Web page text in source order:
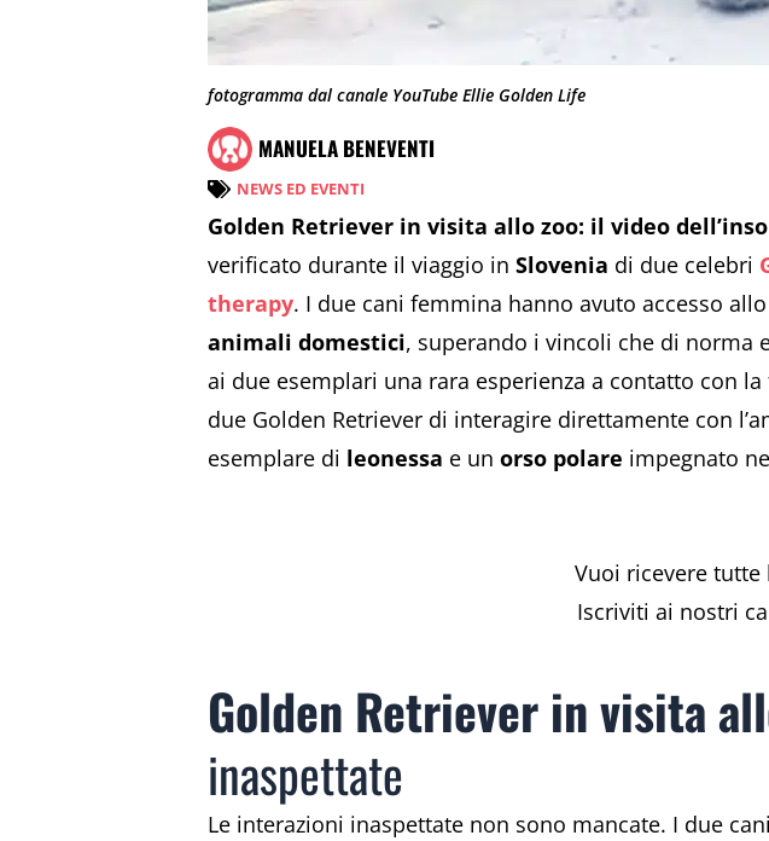
fotogramma dal canale YouTube Ellie Golden Life
MANUELA BENEVENTI
NEWS ED EVENTI
Golden Retriever in visita allo zoo: il video
verificato durante il viaggio in Slovenia di due celebri
therapy. I due cani femmina hanno avuto accesso
animali domestici, superando i vincoli che di norma
ai due esemplari una rara esperienza a contatto con
due Golden Retriever di interagire direttamente con
esemplare di leonessa e un orso polare impegnato
Vuoi ricevere
Iscriviti ai nostri
Golden Retriever in visita
inaspettate
Le interazioni inaspettate non sono mancate. I due